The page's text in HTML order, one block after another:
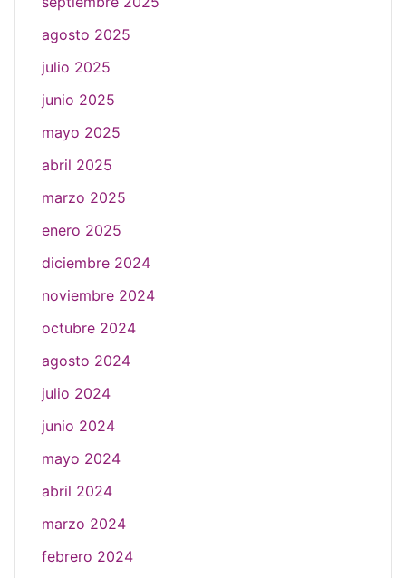
agosto 2025
julio 2025
junio 2025
mayo 2025
abril 2025
marzo 2025
enero 2025
diciembre 2024
noviembre 2024
octubre 2024
agosto 2024
julio 2024
junio 2024
mayo 2024
abril 2024
marzo 2024
febrero 2024